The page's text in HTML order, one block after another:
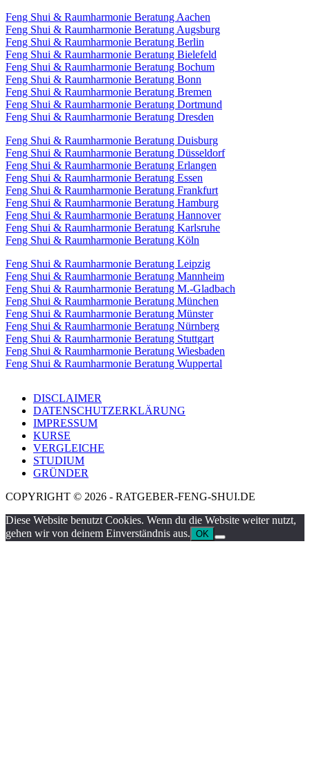
Feng Shui & Raumharmonie Beratung Aachen
Feng Shui & Raumharmonie Beratung Augsburg
Feng Shui & Raumharmonie Beratung Berlin
Feng Shui & Raumharmonie Beratung Bielefeld
Feng Shui & Raumharmonie Beratung Bochum
Feng Shui & Raumharmonie Beratung Bonn
Feng Shui & Raumharmonie Beratung Bremen
Feng Shui & Raumharmonie Beratung Dortmund
Feng Shui & Raumharmonie Beratung Dresden
Feng Shui & Raumharmonie Beratung Duisburg
Feng Shui & Raumharmonie Beratung Düsseldorf
Feng Shui & Raumharmonie Beratung Erlangen
Feng Shui & Raumharmonie Beratung Essen
Feng Shui & Raumharmonie Beratung Frankfurt
Feng Shui & Raumharmonie Beratung Hamburg
Feng Shui & Raumharmonie Beratung Hannover
Feng Shui & Raumharmonie Beratung Karlsruhe
Feng Shui & Raumharmonie Beratung Köln
Feng Shui & Raumharmonie Beratung Leipzig
Feng Shui & Raumharmonie Beratung Mannheim
Feng Shui & Raumharmonie Beratung M.-Gladbach
Feng Shui & Raumharmonie Beratung München
Feng Shui & Raumharmonie Beratung Münster
Feng Shui & Raumharmonie Beratung Nürnberg
Feng Shui & Raumharmonie Beratung Stuttgart
Feng Shui & Raumharmonie Beratung Wiesbaden
Feng Shui & Raumharmonie Beratung Wuppertal
DISCLAIMER
DATENSCHUTZERKLÄRUNG
IMPRESSUM
KURSE
VERGLEICHE
STUDIUM
GRÜNDER
COPYRIGHT © 2026 - RATGEBER-FENG-SHUI.DE
Diese Website benutzt Cookies. Wenn du die Website weiter nutzt,
gehen wir von deinem Einverständnis aus. OK